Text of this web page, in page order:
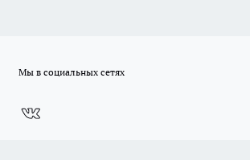
Мы в социальных сетях